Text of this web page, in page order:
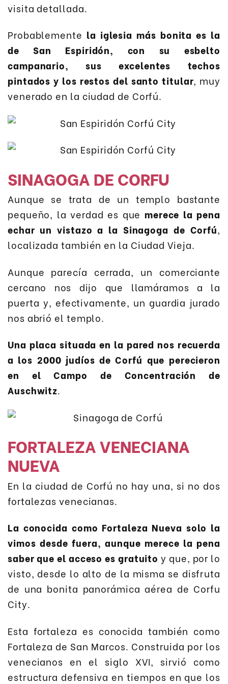
visita detallada.
Probablemente la iglesia más bonita es la
de San Espiridón, con su esbelto
campanario, sus excelentes techos
pintados y los restos del santo titular, muy
venerado en la ciudad de Corfú.
SINAGOGA DE CORFU
Aunque se trata de un templo bastante
pequeño, la verdad es que merece la pena
echar un vistazo a la Sinagoga de Corfú,
localizada también en la Ciudad Vieja.
Aunque parecía cerrada, un comerciante
cercano nos dijo que llamáramos a la
puerta y, efectivamente, un guardia jurado
nos abrió el templo.
Una placa situada en la pared nos recuerda
a los 2000 judíos de Corfú que perecieron
en el Campo de Concentración de
Auschwitz.
FORTALEZA VENECIANA
NUEVA
En la ciudad de Corfú no hay una, si no dos
fortalezas venecianas.
La conocida como Fortaleza Nueva solo la
vimos desde fuera, aunque merece la pena
saber que el acceso es gratuito y que, por lo
visto, desde lo alto de la misma se disfruta
de una bonita panorámica aérea de Corfu
City.
Esta fortaleza es conocida también como
Fortaleza de San Marcos. Construida por los
venecianos en el siglo XVI, sirvió como
estructura defensiva en tiempos en que los